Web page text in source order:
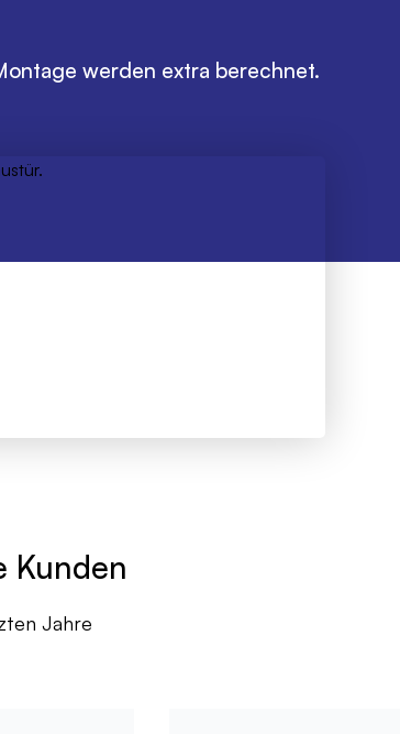
werden extra berechnet.
Kunden
Jahre